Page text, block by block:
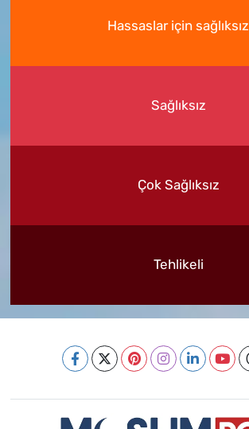
Hassaslar için sağlıksız
Sağlıksız
Çok Sağlıksız
Tehlikeli